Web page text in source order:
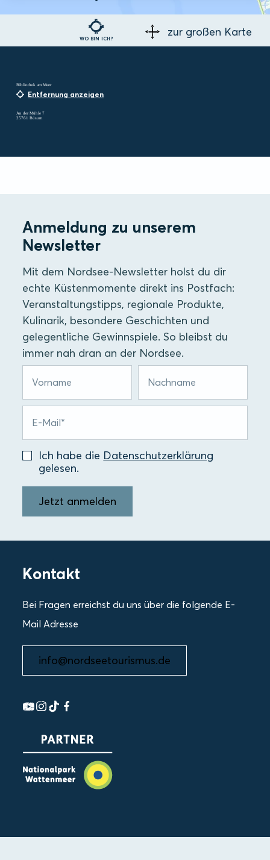
WO BIN ICH? zur großen Karte
Bibliothek am Meer
Entfernung anzeigen
An der Mühle 7
25761 Büsum
Anmeldung zu unserem
Newsletter
Mit dem Nordsee-Newsletter holst du dir
echte Küstenmomente direkt ins Postfach:
Veranstaltungstipps, regionale Produkte,
Kulinarik, besondere Geschichten und
gelegentliche Gewinnspiele. So bleibst du
immer nah dran an der Nordsee.
Ich habe die Datenschutzerklärung
gelesen.
Jetzt anmelden
Kontakt
Bei Fragen erreichst du uns über die folgende E-
Mail Adresse
info@nordseetourismus.de